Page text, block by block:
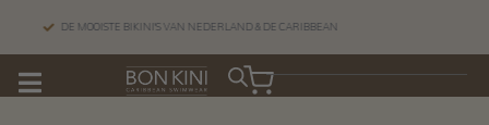
MOOISTE BIKINI'S VAN NEDERLAND & DE CARIBBEAN